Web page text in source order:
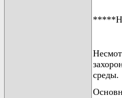
среды.